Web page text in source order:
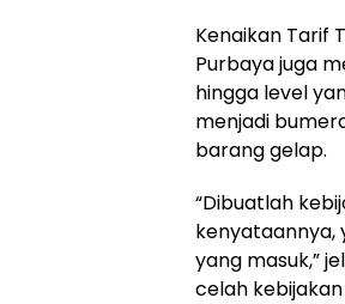
Kenaikan Tarif
Purbaya juga
hingga level
menjadi
barang gelap.
“Dibuatlah
kenyataannya,
yang masuk,”
celah